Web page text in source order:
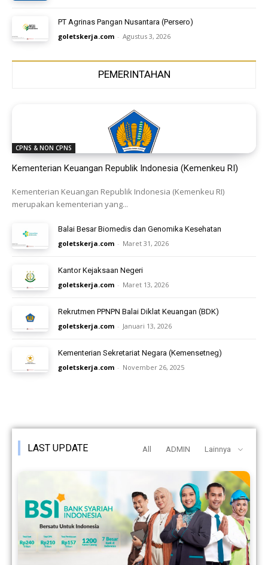
PT Agrinas Pangan Nusantara (Persero)
goletskerja.com - Agustus 3, 2026
PEMERINTAHAN
CPNS & NON CPNS
Kementerian Keuangan Republik Indonesia (Kemenkeu RI)
Kementerian Keuangan Republik Indonesia (Kemenkeu RI)
merupakan kementerian yang...
Balai Besar Biomedis dan Genomika Kesehatan
goletskerja.com - Maret 31, 2026
Kantor Kejaksaan Negeri
goletskerja.com - Maret 13, 2026
Rekrutmen PPNPN Balai Diklat Keuangan (BDK)
goletskerja.com - Januari 13, 2026
Kementerian Sekretariat Negara (Kemensetneg)
goletskerja.com - November 26, 2025
LAST UPDATE All ADMIN Lainnya